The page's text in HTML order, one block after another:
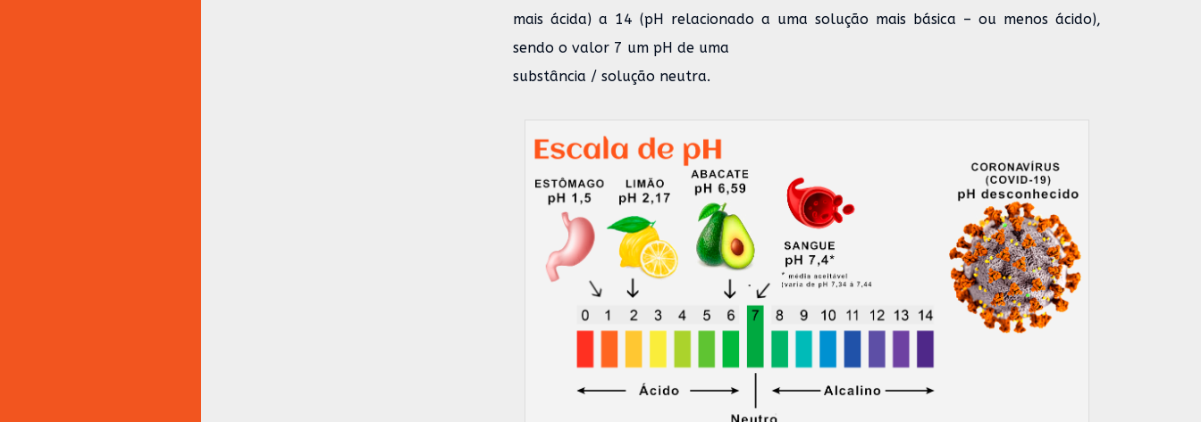
mais ácida) a 14 (pH relacionado a uma solução mais básica – ou menos ácido),
sendo o valor 7 um pH de uma
substância / solução neutra.